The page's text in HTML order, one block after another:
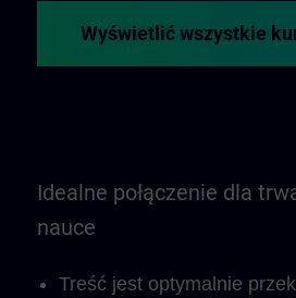
Wyświetlić wszystkie
Idealne połączenie dla
nauce
Treść jest optymalnie